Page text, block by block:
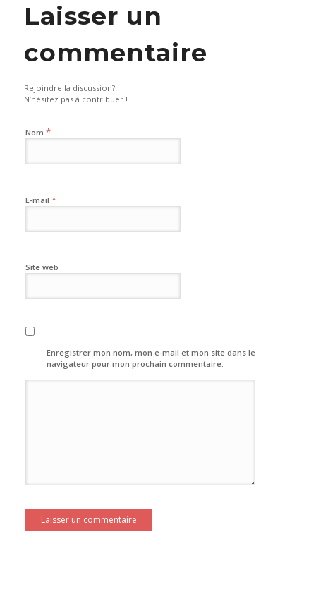
Laisser un
commentaire
Rejoindre la discussion?
N’hésitez pas à contribuer !
Nom *
E-mail *
Site web
Enregistrer mon nom, mon e-mail et mon site dans le
navigateur pour mon prochain commentaire.